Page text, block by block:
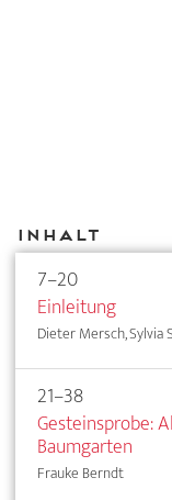
Inhalt
7–20
Einleitung
Dieter Mersch, Sylvia
21–38
Gesteinsprobe:
Baumgarten
Frauke Berndt